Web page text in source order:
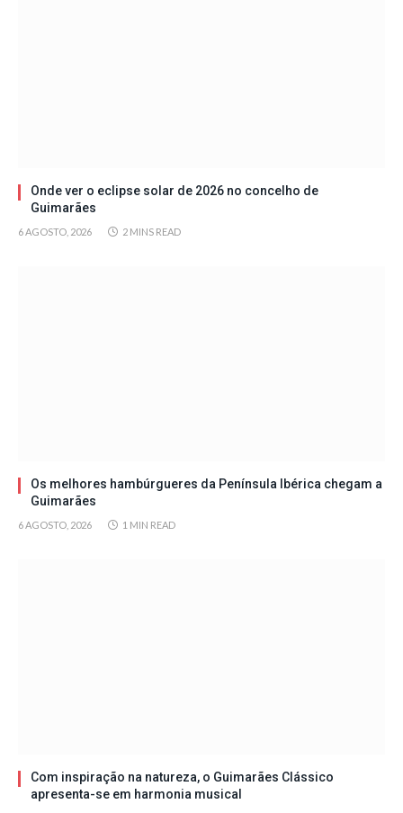
Onde ver o eclipse solar de 2026 no concelho de
Guimarães
6 AGOSTO, 2026 2 MINS READ
Os melhores hambúrgueres da Península Ibérica chegam a
Guimarães
6 AGOSTO, 2026 1 MIN READ
Com inspiração na natureza, o Guimarães Clássico
apresenta-se em harmonia musical